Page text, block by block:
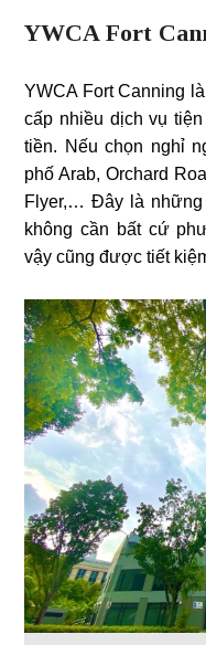
YWCA Fort
YWCA Fort Canning
cấp nhiều dịch vụ
tiền. Nếu chọn nghỉ
phố Arab, Orchard
Flyer,… Đây là những
không cần bất cứ
vậy cũng được tiết